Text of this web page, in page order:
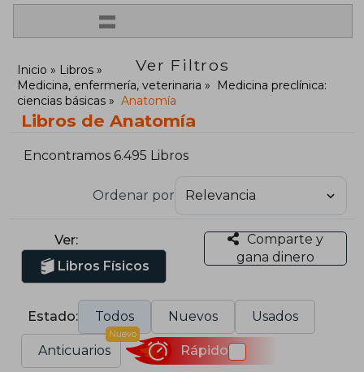
=
Ver Filtros
Inicio
Libros
Medicina, enfermería, veterinaria
Medicina preclínica:
ciencias básicas
Anatomía
Libros de Anatomía
Encontramos 6.495 Libros
Ordenar por
Ver:
Libros Físicos
Comparte y
gana dinero
Estado: Todos Nuevos Usados
Anticuarios
Nuevo
Rápido